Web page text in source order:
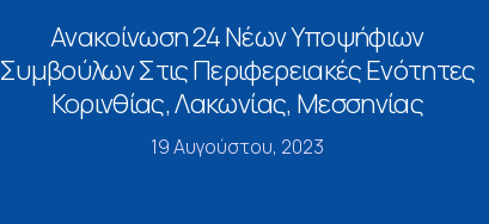
Ανακοίνωση 24 Νέων Υποψήφιων
Συμβούλων Στις Περιφερειακές Ενότητες
Κορινθίας, Λακωνίας, Μεσσηνίας
19 Αυγούστου, 2023